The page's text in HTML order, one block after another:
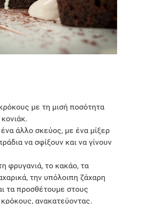
με τη μισή ποσότητα
άλλο σκεύος, με ένα μίξερ
να σφίξουν και να γίνουν
φρυγανιά, το κακάο, τα
την υπόλοιπη ζάχαρη
τα προσθέτουμε στους
ανακατεύοντας.